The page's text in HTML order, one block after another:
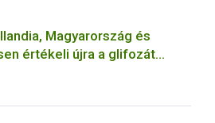
Magyarország és
értékeli újra a glifozát